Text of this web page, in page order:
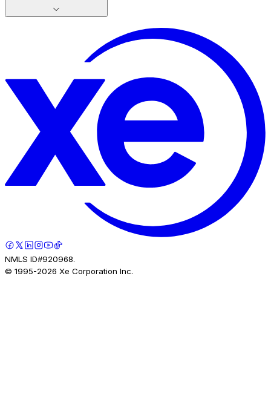
NMLS ID#920968.
© 1995-2026 Xe Corporation Inc.